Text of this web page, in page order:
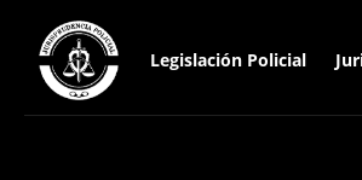
Legislación Policial